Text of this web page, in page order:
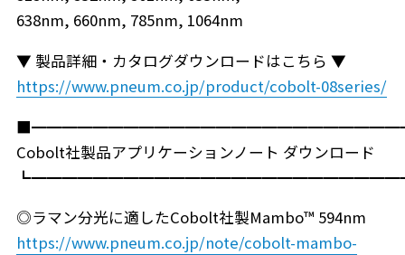
638nm, 660nm, 785nm, 1064nm
▼ 製品詳細・カタログダウンロードはこちら ▼
https://www.pneum.co.jp/product/cobolt-08series/
Cobolt社製品アプリケーションノート ダウンロード
◎ラマン分光に適したCobolt社製Mambo™ 594nm
https://www.pneum.co.jp/note/cobolt-mambo-